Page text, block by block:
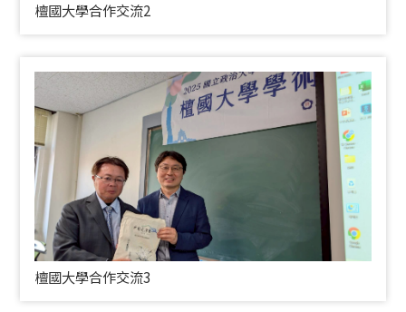
檀國大學合作交流2
檀國大學合作交流3